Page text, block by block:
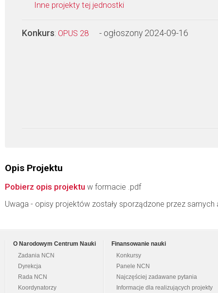
Inne projekty tej jednostki
Konkurs: OPUS 28 - ogłoszony 2024-09-16
Opis Projektu
Pobierz opis projektu w formacie .pdf
Uwaga - opisy projektów zostały sporządzone przez
O Narodowym Centrum Nauki
Zadania NCN
Dyrekcja
Rada NCN
Koordynatorzy
Finansowanie nauki
Konkursy
Panele NCN
Najczęściej zadawane pytania
Informacje dla realizujących projekty